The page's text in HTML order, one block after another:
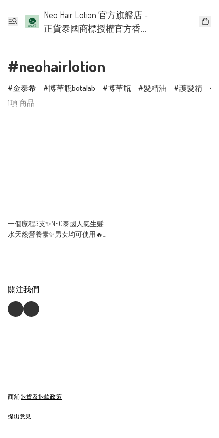
Neo Hair Lotion 官方旗艦店 -
正貨泰國商標授權官方香
#neohairlotion
金泰希 博萃瓶botalab 博萃瓶 髮精油 護髮精
1項 商品
一個療程3支✨NEO泰國人氣生髮
水天然營養素✨男女均可使用🔥
關注我們
商舖退貨及退款政策
提出意見